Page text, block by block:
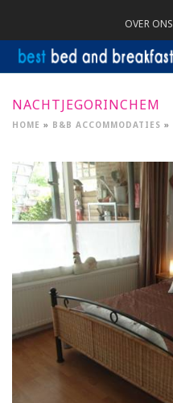
OVER ONS
NACHTJEGORINCHEM
HOME » B&B ACCOMMODATIES »